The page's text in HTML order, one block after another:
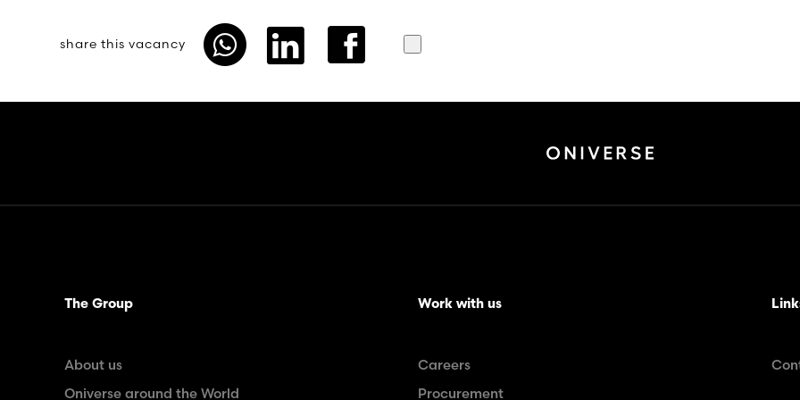
share this vacancy
The Group
About us
Oniverse around the World
Work with us
Careers
Procurement